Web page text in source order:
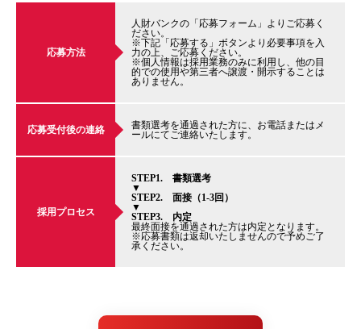
応募方法
人財バンクの「応募フォーム」よりご応募く
ださい。
※下記「応募する」ボタンより必要事項を入
力の上、ご応募ください。
※個人情報は採用業務のみに利用し、他の目
的での使用や第三者へ譲渡・開示することは
ありません。
応募受付後の連絡
書類選考を通過された方に、お電話またはメ
ールにてご連絡いたします。
採用プロセス
STEP1. 書類選考
▼
STEP2. 面接（1-3回）
▼
STEP3. 内定
最終面接を通過された方は内定となります。
※応募書類は返却いたしませんので予めご了
承ください。